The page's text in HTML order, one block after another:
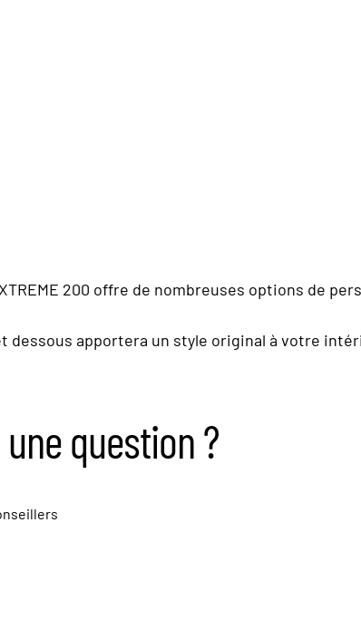
200 offre de nombreuses options de
dessous apportera un style original à votre
question ?